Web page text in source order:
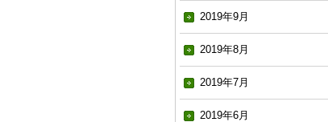
2019年9月
2019年8月
2019年7月
2019年6月